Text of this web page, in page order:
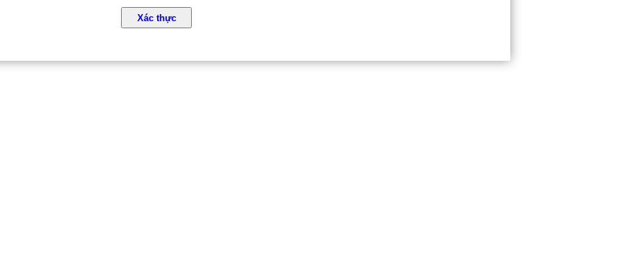
Xác thực